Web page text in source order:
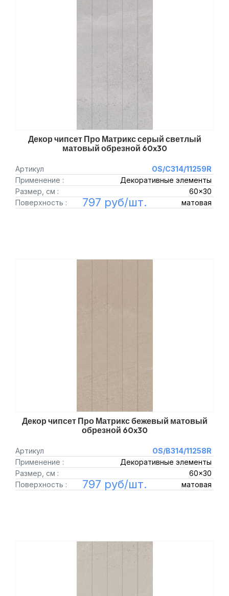
Декор чипсет Про Матрикс серый светлый
матовый обрезной 60x30
Артикул
OS/C314/11259R
Применение :
Декоративные элементы
Размер, см :
60x30
Поверхность :
матовая
797 руб/шт.
Декор чипсет Про Матрикс бежевый матовый
обрезной 60x30
Артикул
OS/B314/11258R
Применение :
Декоративные элементы
Размер, см :
60x30
Поверхность :
матовая
797 руб/шт.